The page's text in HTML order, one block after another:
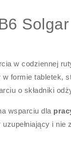
w codziennej
formie tabletek,
o składniki
wsparciu dla
i nie